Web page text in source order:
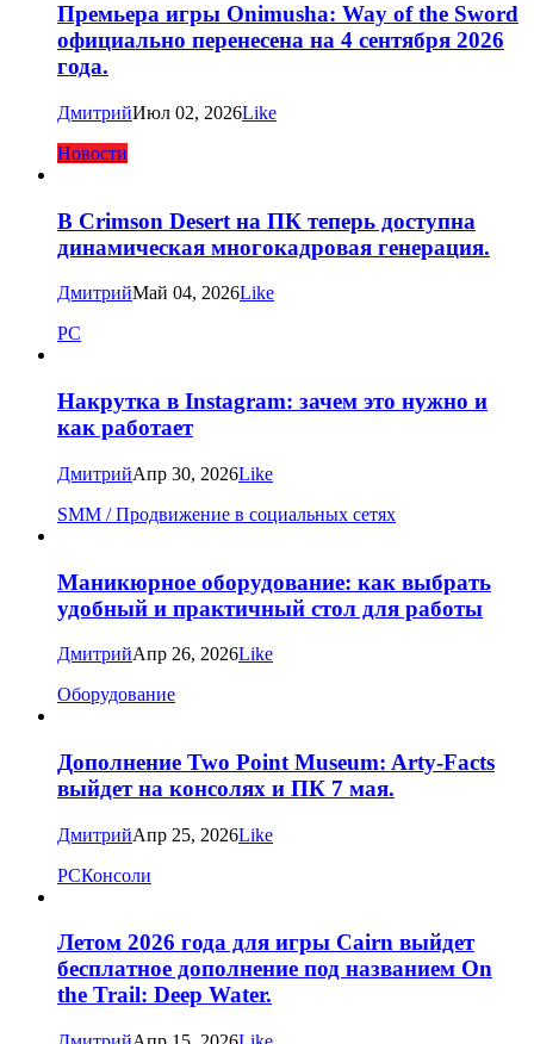
Премьера игры Onimusha: Way of the Sword
официально перенесена на 4 сентября 2026
года.
ДмитрийИюл 02, 2026Like
Новости
В Crimson Desert на ПК теперь доступна
динамическая многокадровая генерация.
ДмитрийМай 04, 2026Like
PC
Накрутка в Instagram: зачем это нужно и
как работает
ДмитрийАпр 30, 2026Like
SMM / Продвижение в социальных сетях
Маникюрное оборудование: как выбрать
удобный и практичный стол для работы
ДмитрийАпр 26, 2026Like
Оборудование
Дополнение Two Point Museum: Arty-Facts
выйдет на консолях и ПК 7 мая.
ДмитрийАпр 25, 2026Like
PCКонсоли
Летом 2026 года для игры Cairn выйдет
бесплатное дополнение под названием On
the Trail: Deep Water.